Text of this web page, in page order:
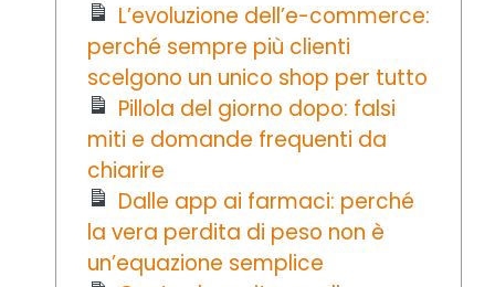
L’evoluzione dell’e-commerce:
perché sempre più clienti
scelgono un unico shop per tutto
Pillola del giorno dopo: falsi
miti e domande frequenti da
chiarire
Dalle app ai farmaci: perché
la vera perdita di peso non è
un’equazione semplice